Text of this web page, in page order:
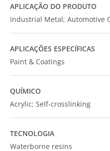
APLICAÇÃO DO PRODUTO
Industrial Metal; Automotive
APLICAÇÕES ESPECÍFICAS
Paint & Coatings
QUÍMICO
Acrylic; Self-crosslinking
TECNOLOGIA
Waterborne resins